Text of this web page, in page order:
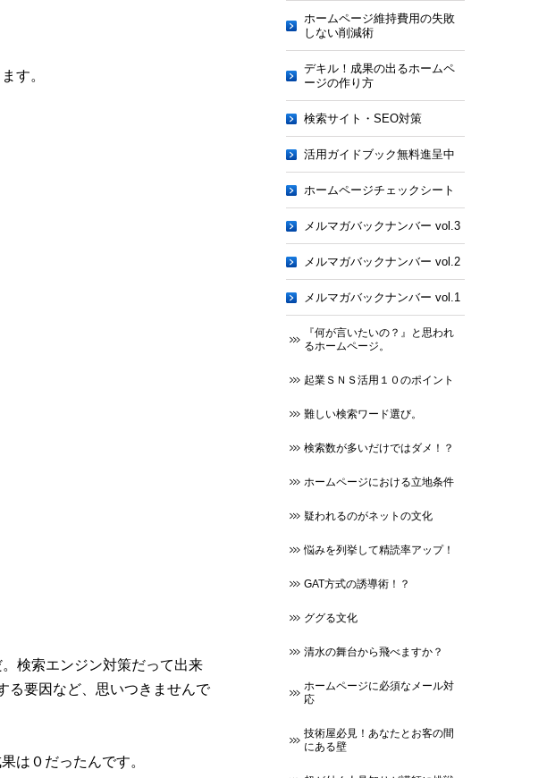
す。
検索エンジン対策だって出来
る要因など、思いつきませんで
は０だったんです。
ホームページ維持費用の失敗
しない削減術
デキル！成果の出るホームペ
ージの作り方
検索サイト・SEO対策
活用ガイドブック無料進呈中
ホームページチェックシート
メルマガバックナンバー vol.3
メルマガバックナンバー vol.2
メルマガバックナンバー vol.1
『何が言いたいの？』と思われ
るホームページ。
起業ＳＮＳ活用１０のポイント
難しい検索ワード選び。
検索数が多いだけではダメ！？
ホームページにおける立地条件
疑われるのがネットの文化
悩みを列挙して精読率アップ！
GAT方式の誘導術！？
ググる文化
清水の舞台から飛べますか？
ホームページに必須なメール対
応
技術屋必見！あなたとお客の間
にある壁